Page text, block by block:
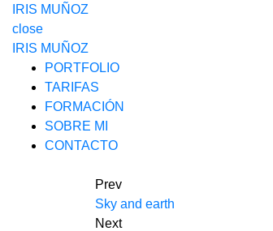
IRIS MUÑOZ
close
IRIS MUÑOZ
PORTFOLIO
TARIFAS
FORMACIÓN
SOBRE MI
CONTACTO
Prev
Sky and earth
Next